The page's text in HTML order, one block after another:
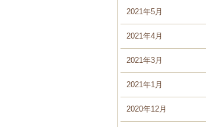
2021年5月
2021年4月
2021年3月
2021年1月
2020年12月